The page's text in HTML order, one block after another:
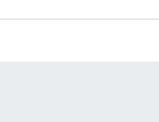
in Gelenken